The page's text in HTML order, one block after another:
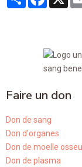
Faire un don
Don de sang
Don d'organes
Don de moelle
Don de plasma